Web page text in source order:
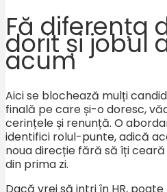
Fă diferența
dorit și jobul
acum
Aici se blochează mulți
finală pe care și-o doresc,
cerințele și renunță. O
identifici rolul-punte, adică
noua direcție fără să îți
din prima zi.